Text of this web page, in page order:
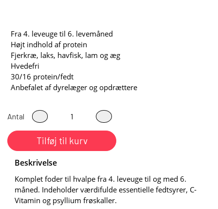
Fra 4. leveuge til 6. levemåned
Højt indhold af protein
Fjerkræ, laks, havfisk, lam og æg
Hvedefri
30/16 protein/fedt
Anbefalet af dyrelæger og opdrættere
Antal
Tilføj til kurv
Beskrivelse
Komplet foder til hvalpe fra 4. leveuge til og med 6.
måned. Indeholder værdifulde essentielle fedtsyrer, C-
Vitamin og psyllium frøskaller.